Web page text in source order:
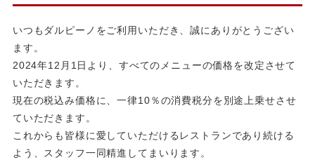
いつもダルピーノをご利用いただき、誠にありがとうござい
ます。
2024年12月1日より、すべてのメニューの価格を改定させて
いただきます。
現在の税込み価格に、一律10％の消費税分を別途上乗せさせ
ていただきます。
これからも皆様に愛していただけるレストランであり続ける
よう、スタッフ一同精進してまいります。